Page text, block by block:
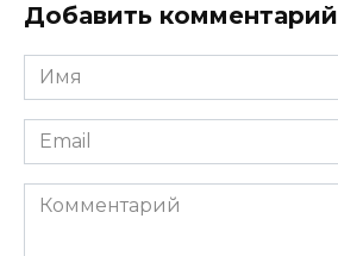
Добавить комментарий
Имя
*
Email
*
Комментарий